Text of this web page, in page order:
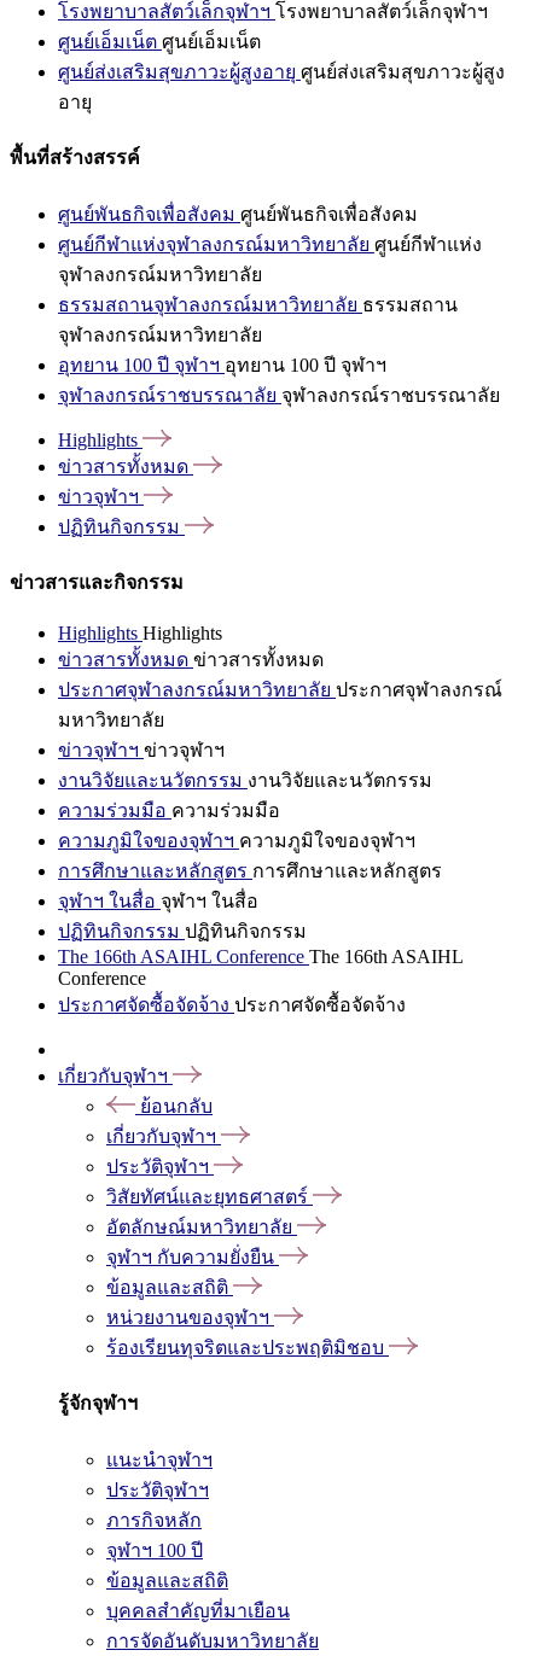
โรงพยาบาลสัตว์เล็กจุฬาฯ โรงพยาบาลสัตว์เล็กจุฬาฯ
ศูนย์เอ็มเน็ต ศูนย์เอ็มเน็ต
ศูนย์ส่งเสริมสุขภาวะผู้สูงอายุ ศูนย์ส่งเสริมสุขภาวะผู้สูง
อายุ
พื้นที่สร้างสรรค์
ศูนย์พันธกิจเพื่อสังคม ศูนย์พันธกิจเพื่อสังคม
ศูนย์กีฬาแห่งจุฬาลงกรณ์มหาวิทยาลัย ศูนย์กีฬาแห่ง
จุฬาลงกรณ์มหาวิทยาลัย
ธรรมสถานจุฬาลงกรณ์มหาวิทยาลัย ธรรมสถาน
จุฬาลงกรณ์มหาวิทยาลัย
อุทยาน 100 ปี จุฬาฯ อุทยาน 100 ปี จุฬาฯ
จุฬาลงกรณ์ราชบรรณาลัย จุฬาลงกรณ์ราชบรรณาลัย
Highlights
ข่าวสารทั้งหมด
ข่าวจุฬาฯ
ปฏิทินกิจกรรม
ข่าวสารและกิจกรรม
Highlights Highlights
ข่าวสารทั้งหมด ข่าวสารทั้งหมด
ประกาศจุฬาลงกรณ์มหาวิทยาลัย ประกาศจุฬาลงกรณ์
มหาวิทยาลัย
ข่าวจุฬาฯ ข่าวจุฬาฯ
งานวิจัยและนวัตกรรม งานวิจัยและนวัตกรรม
ความร่วมมือ ความร่วมมือ
ความภูมิใจของจุฬาฯ ความภูมิใจของจุฬาฯ
การศึกษาและหลักสูตร การศึกษาและหลักสูตร
จุฬาฯ ในสื่อ จุฬาฯ ในสื่อ
ปฏิทินกิจกรรม ปฏิทินกิจกรรม
The 166th ASAIHL Conference The 166th ASAIHL
Conference
ประกาศจัดซื้อจัดจ้าง ประกาศจัดซื้อจัดจ้าง
เกี่ยวกับจุฬาฯ
ย้อนกลับ
เกี่ยวกับจุฬาฯ
ประวัติจุฬาฯ
วิสัยทัศน์และยุทธศาสตร์
อัตลักษณ์มหาวิทยาลัย
จุฬาฯ กับความยั่งยืน
ข้อมูลและสถิติ
หน่วยงานของจุฬาฯ
ร้องเรียนทุจริตและประพฤติมิชอบ
รู้จักจุฬาฯ
แนะนำจุฬาฯ
ประวัติจุฬาฯ
ภารกิจหลัก
จุฬาฯ 100 ปี
ข้อมูลและสถิติ
บุคคลสำคัญที่มาเยือน
การจัดอันดับมหาวิทยาลัย